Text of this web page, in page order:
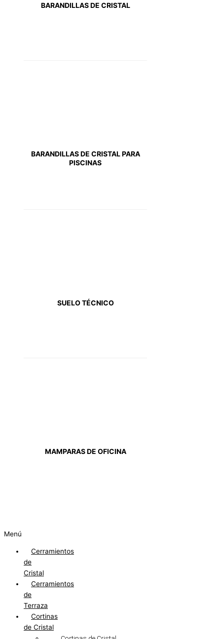
BARANDILLAS DE CRISTAL
BARANDILLAS DE CRISTAL PARA
PISCINAS
SUELO TÉCNICO
MAMPARAS DE OFICINA
Menú
Cerramientos
de
Cristal
Cerramientos
de
Terraza
Cortinas
de Cristal